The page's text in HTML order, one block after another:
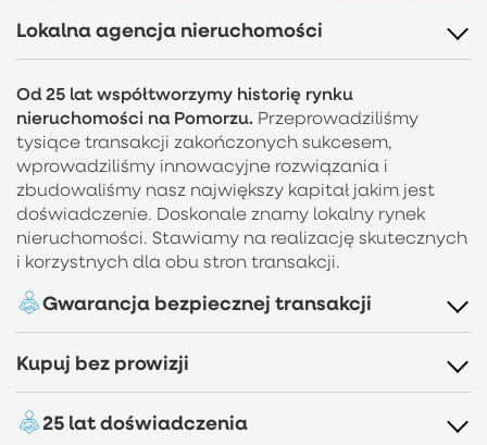
Lokalna agencja nieruchomości
Od 25 lat współtworzymy historię rynku
nieruchomości na Pomorzu. Przeprowadziliśmy
tysiące transakcji zakończonych sukcesem,
wprowadziliśmy innowacyjne rozwiązania i
zbudowaliśmy nasz największy kapitał jakim jest
doświadczenie. Doskonale znamy lokalny rynek
nieruchomości. Stawiamy na realizację skutecznych
i korzystnych dla obu stron transakcji.
Gwarancja bezpiecznej transakcji
Doskonale rozumiemy, jak ważne dla naszych
Klientów jest poczucie pewności i bezpieczeństwa.
Dlatego wszystkie transakcje realizowane z naszym
udziałem są w pełni ubezpieczone. Dodatkową
Kupuj bez prowizji
Z nami kupisz mieszkanie, dom lub działkę
25 lat doświadczenia